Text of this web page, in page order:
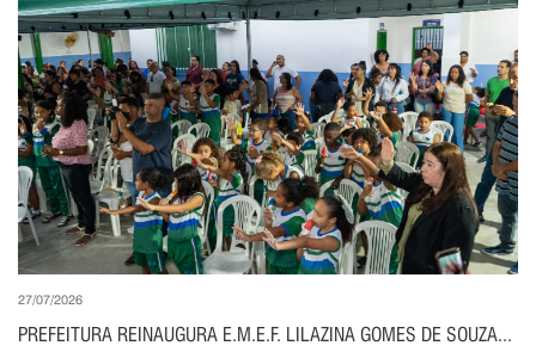
27/07/2026
PREFEITURA REINAUGURA E.M.E.F. LILAZINA GOMES DE SOUZA...